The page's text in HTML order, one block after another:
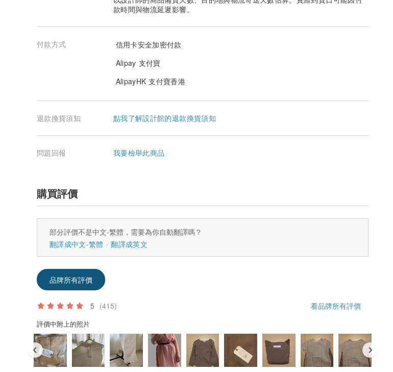
款時間與物流延遲影響。
付款方式
信用卡安全加密付款
Alipay 支付寶
AlipayHK 支付寶香港
退款換貨須知 點我了解設計館的退款換貨須知
問題回報 我要檢舉此商品
購買評價
部分評價不是中文-繁體，需要為你自動翻譯嗎？
翻譯成中文-繁體
翻譯成英文
品牌所有評價
5 (415) 看品牌所有評價
評價中附上的照片